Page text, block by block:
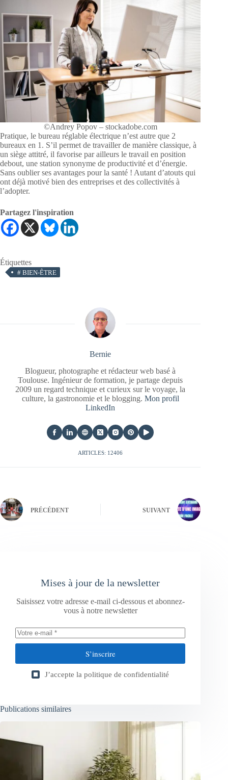
©Andrey Popov – stockadobe.com
Pratique, le bureau réglable électrique n’est autre que 2
bureaux en 1. S’il permet de travailler de manière classique, à
un siège attitré, il favorise par ailleurs le travail en position
debout, une station synonyme de productivité et d’énergie.
Sans oublier ses avantages pour la santé ! Autant d’atouts qui
ont déjà motivé bien des entreprises et des collectivités à
l’adopter.
Partagez l'inspiration
Étiquettes
# BIEN-ÊTRE
Bernie
Blogueur, photographe et rédacteur web basé à
Toulouse. Ingénieur de formation, je partage depuis
2009 un regard technique et curieux sur le voyage, la
culture, la gastronomie et le blogging. Mon profil
LinkedIn
ARTICLES: 12406
PRÉCÉDENT SUIVANT
Mises à jour de la newsletter
Saisissez votre adresse e-mail ci-dessous et abonnez-
vous à notre newsletter
S’inscrire
J’accepte la politique de confidentialité
Publications similaires